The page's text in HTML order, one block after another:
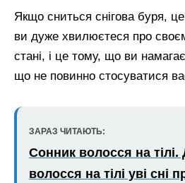
Якщо сниться снігова буря,
ви дуже хвилюєтеся про
стані, і це тому, що ви
що не повинно стосуватися
ЗАРАЗ ЧИТАЮТЬ:
Сонник волосся на
волосся на тілі уві сні